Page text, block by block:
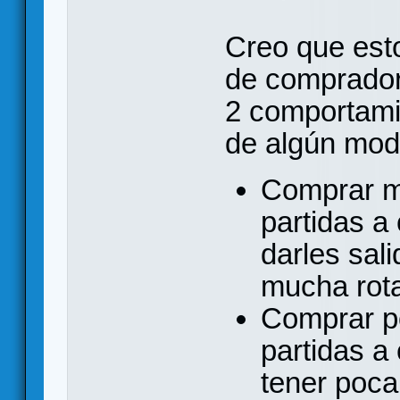
Creo que
de
2
de algún
Comprar
partidas a
darles
mucha
Comprar
partidas a
tener